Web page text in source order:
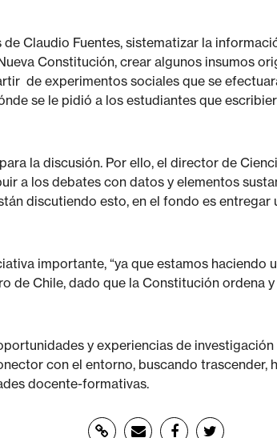
Claudio Fuentes, sistematizar la
Constitución, crear algunos insumos
de experimentos sociales que se
se le pidió a los estudiantes que
la discusión. Por ello, el director de
a los debates con datos y elementos
discutiendo esto, en el fondo es
importante, “ya que estamos haciendo
de Chile, dado que la Constitución ordena
y experiencias de
con el entorno, buscando trascender,
docente-formativas.